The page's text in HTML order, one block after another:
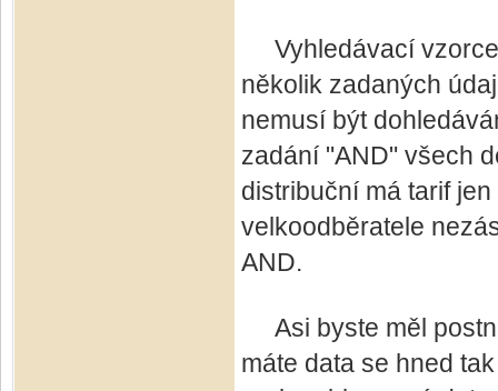
Vyhledávací vzorce
několik zadaných
nemusí být
zadání "AND" všech
distribuční má tarif
velkoodběratele
AND.
Asi byste měl
máte data se hned